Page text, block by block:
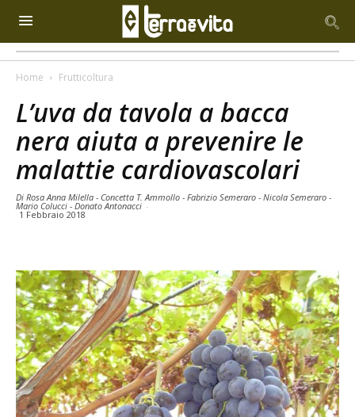
Home Frutticoltura
L’uva da tavola a bacca
nera aiuta a prevenire le
malattie cardiovascolari
Di Rosa Anna Milella - Concetta T. Ammollo - Fabrizio Semeraro - Nicola Semeraro -
Mario Colucci - Donato Antonacci -
1 Febbraio 2018